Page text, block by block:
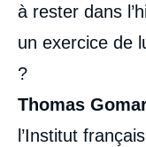
à rester dans
un exercice de
?
Thomas
l’Institut
Thomas
l'histoire.
Copier